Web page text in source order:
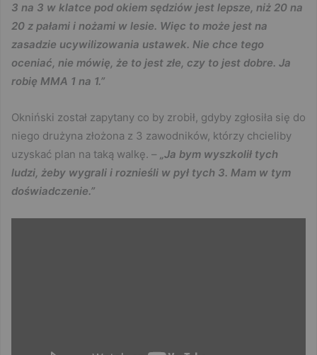
3 na 3 w klatce pod okiem sędziów jest lepsze, niż 20 na
20 z pałami i nożami w lesie. Więc to może jest na
zasadzie ucywilizowania ustawek. Nie chce tego
oceniać, nie mówię, że to jest złe, czy to jest dobre. Ja
robię MMA 1 na 1.”
Okniński został zapytany co by zrobił, gdyby zgłosiła się do
niego drużyna złożona z 3 zawodników, którzy chcieliby
uzyskać plan na taką walkę. – „Ja bym wyszkolił tych
ludzi, żeby wygrali i roznieśli w pył tych 3. Mam w tym
doświadczenie.”